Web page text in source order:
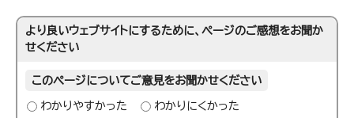
より良いウェブサイトにするために、ページのご感想をお聞か
せください
このページについてご意見をお聞かせください
わかりやすかった わかりにくかった